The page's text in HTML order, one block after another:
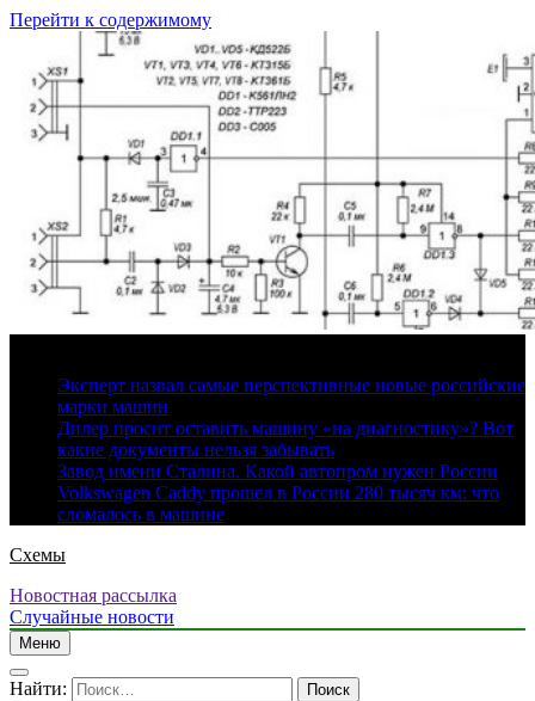
Перейти к содержимому
Эксперт назвал самые перспективные новые российские
марки машин
Дилер просит оставить машину «на диагностику»? Вот
какие документы нельзя забывать
Завод имени Сталина. Какой автопром нужен России
Volkswagen Caddy прошел в России 280 тысяч км: что
сломалось в машине
Схемы
Новостная рассылка
Случайные новости
Меню
Найти: